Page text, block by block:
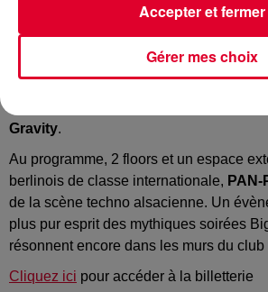
Nouveau lieu, nouveau concept, le
Gravity.
Au programme, 2 floors et un espace
berlinois de classe internationale, PAN-
de la scène techno alsacienne. Un
plus pur esprit des mythiques soirées
résonnent encore dans les murs du club
Cliquez ici pour accéder à la billetterie
Gérer mes choix
Accepter et fermer